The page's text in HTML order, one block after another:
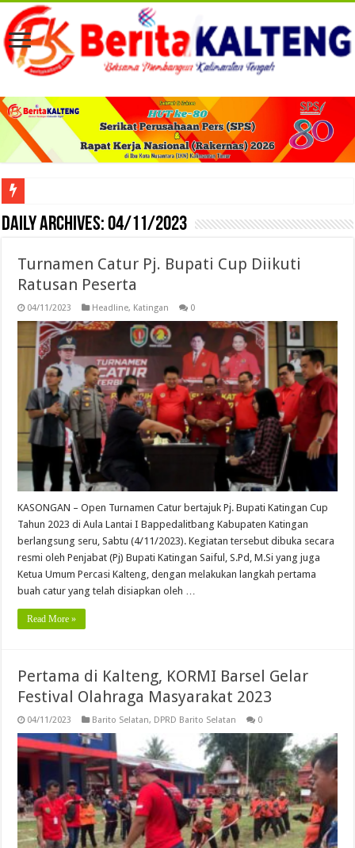
Viral! Selama Dua Bulan Lebih Siltap Serta Tunjangan Pemdes dan BPD di
Daily Archives:04/11/2023
Turnamen Catur Pj. Bupati Cup Diikuti
Ratusan Peserta
04/11/2023 Headline, Katingan 0
KASONGAN – Open Turnamen Catur bertajuk Pj. Bupati Katingan Cup
Tahun 2023 di Aula Lantai I Bappedalitbang Kabupaten Katingan
berlangsung seru, Sabtu (4/11/2023). Kegiatan tersebut dibuka secara
resmi oleh Penjabat (Pj) Bupati Katingan Saiful, S.Pd, M.Si yang juga
Ketua Umum Percasi Kalteng, dengan melakukan langkah pertama
buah catur yang telah disiapkan oleh …
Read More »
Pertama di Kalteng, KORMI Barsel Gelar
Festival Olahraga Masyarakat 2023
04/11/2023 Barito Selatan, DPRD Barito Selatan 0